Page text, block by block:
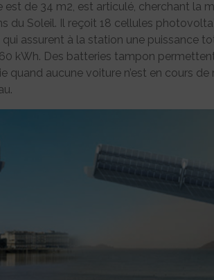
est de 34 m2, est articulé, cherchant la
du Soleil. Il reçoit 18 cellules
assurent à la station une puissance
kWh. Des batteries tampon
quand aucune voiture n’est en cours